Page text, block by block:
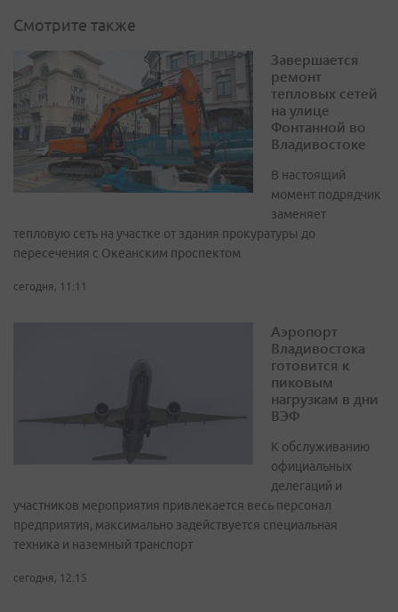
Смотрите также
Завершается
ремонт
тепловых сетей
на улице
Фонтанной во
Владивостоке
В настоящий
момент подрядчик
заменяет
тепловую сеть на участке от здания прокуратуры до
пересечения с Океанским проспектом
сегодня, 11:11
Аэропорт
Владивостока
готовится к
пиковым
нагрузкам в дни
ВЭФ
К обслуживанию
официальных
делегаций и
участников мероприятия привлекается весь персонал
предприятия, максимально задействуется специальная
техника и наземный транспорт
сегодня, 12:15